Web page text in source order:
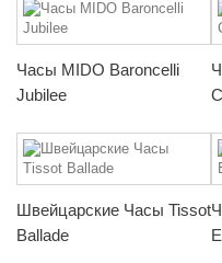
Часы MIDO Baroncelli
Jubilee
Швейцарские Часы Tissot
Ballade